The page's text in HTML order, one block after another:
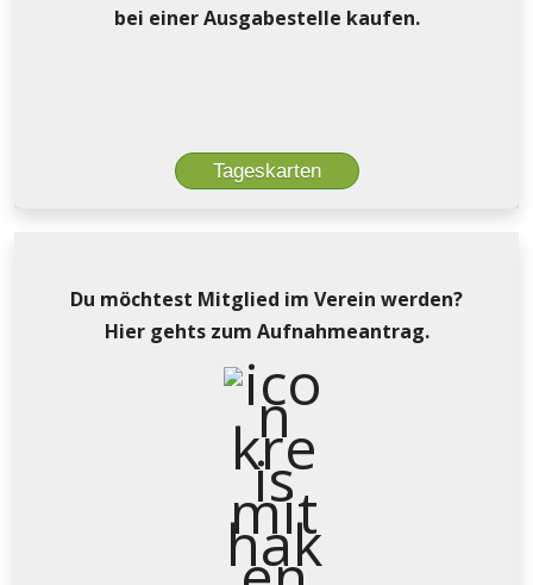
bei einer Ausgabestelle kaufen.
Tageskarten
Du möchtest Mitglied im Verein werden?
Hier gehts zum Aufnahmeantrag.